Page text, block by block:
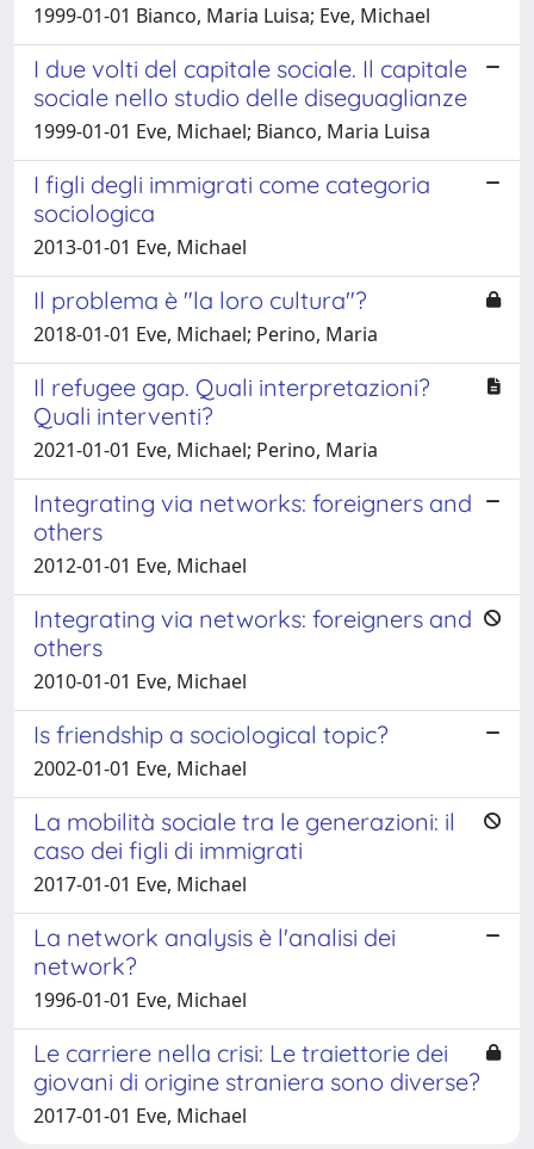
1999-01-01 Bianco, Maria Luisa; Eve, Michael
I due volti del capitale sociale. Il capitale
sociale nello studio delle diseguaglianze
1999-01-01 Eve, Michael; Bianco, Maria Luisa
I figli degli immigrati come categoria
sociologica
2013-01-01 Eve, Michael
Il problema è "la loro cultura"?
2018-01-01 Eve, Michael; Perino, Maria
Il refugee gap. Quali interpretazioni?
Quali interventi?
2021-01-01 Eve, Michael; Perino, Maria
Integrating via networks: foreigners and
others
2012-01-01 Eve, Michael
Integrating via networks: foreigners and
others
2010-01-01 Eve, Michael
Is friendship a sociological topic?
2002-01-01 Eve, Michael
La mobilità sociale tra le generazioni: il
caso dei figli di immigrati
2017-01-01 Eve, Michael
La network analysis è l'analisi dei
network?
1996-01-01 Eve, Michael
Le carriere nella crisi: Le traiettorie dei
giovani di origine straniera sono diverse?
2017-01-01 Eve, Michael